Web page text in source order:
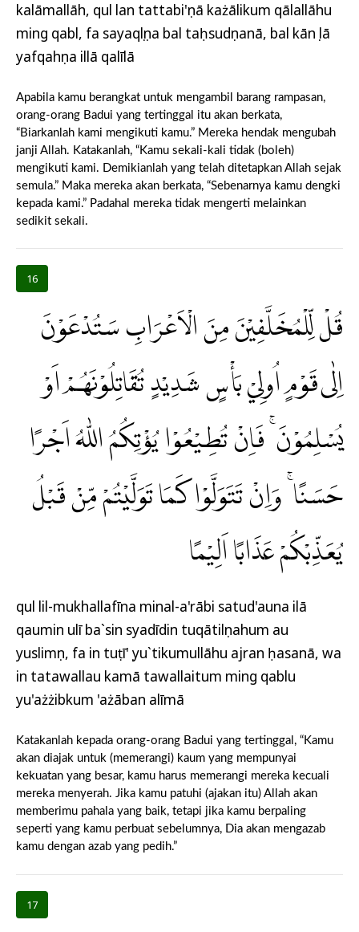
kalāmallāh, qul lan tattabi'ụnā każālikum qālallāhu
ming qabl, fa sayaqụlụna bal taḥsudụnanā, bal kānụ lā
yafqahụna illā qalīlā
Apabila kamu berangkat untuk mengambil barang rampasan,
orang-orang Badui yang tertinggal itu akan berkata,
“Biarkanlah kami mengikuti kamu.” Mereka hendak mengubah
janji Allah. Katakanlah, “Kamu sekali-kali tidak (boleh)
mengikuti kami. Demikianlah yang telah ditetapkan Allah sejak
semula.” Maka mereka akan berkata, “Sebenarnya kamu dengki
kepada kami.” Padahal mereka tidak mengerti melainkan
sedikit sekali.
16
قُلْ لِّلْمُخَلَّفِيْنَ مِنَ الْاَعْرَابِ سَتُدْعَوْنَ
اِلٰى قَوْمٍ اُولِيْ بَأْسٍ شَدِيْدٍ تُقَاتِلُوْنَهُمْ اَوْ
يُسْلِمُوْنَ ۚ فَاِنْ تُطِيْعُوْا يُؤْتِكُمُ اللّٰهُ اَجْرًا
حَسَنًا ۚ وَاِنْ تَتَوَلَّوْا كَمَا تَوَلَّيْتُمْ مِّنْ قَبْلُ
يُعَذِّبْكُمْ عَذَابًا اَلِيْمًا
qul lil-mukhallafīna minal-a'rābi satud'auna ilā
qaumin ulī ba`sin syadīdin tuqātilụnahum au
yuslimụn, fa in tuṭī'ụ yu`tikumullāhu ajran ḥasanā, wa
in tatawallau kamā tawallaitum ming qablu
yu'ażżibkum 'ażāban alīmā
Katakanlah kepada orang-orang Badui yang tertinggal, “Kamu
akan diajak untuk (memerangi) kaum yang mempunyai
kekuatan yang besar, kamu harus memerangi mereka kecuali
mereka menyerah. Jika kamu patuhi (ajakan itu) Allah akan
memberimu pahala yang baik, tetapi jika kamu berpaling
seperti yang kamu perbuat sebelumnya, Dia akan mengazab
kamu dengan azab yang pedih.”
17